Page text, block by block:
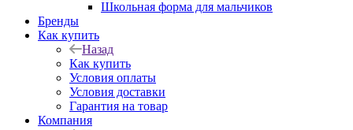
Школьная форма для мальчиков
Бренды
Как купить
Назад
Как купить
Условия оплаты
Условия доставки
Гарантия на товар
Компания